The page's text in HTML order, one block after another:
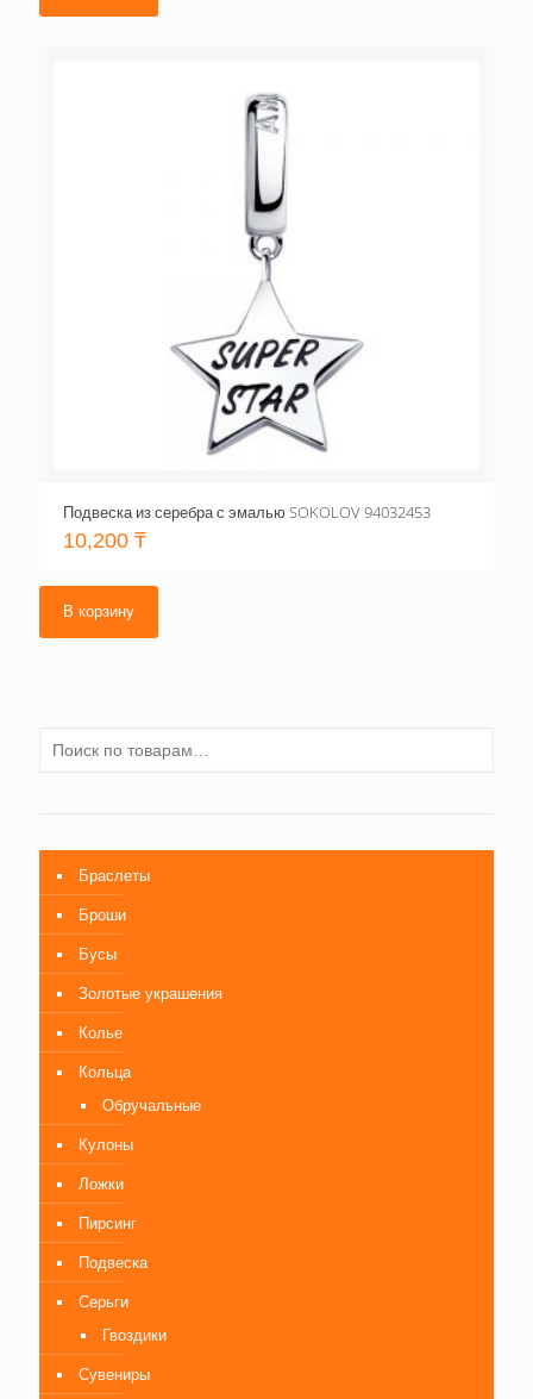
Подвеска из серебра с эмалью SOKOLOV 94032453
10,200 ₸
В корзину
Браслеты
Броши
Бусы
Золотые украшения
Колье
Кольца
Обручальные
Кулоны
Ложки
Пирсинг
Подвеска
Серьги
Гвоздики
Сувениры